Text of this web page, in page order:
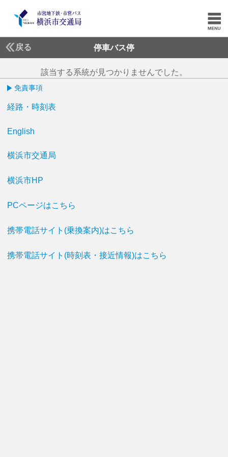
戻る 停車バス停
該当する系統が見つかりませんでした。
免責事項
経路・時刻表
English
横浜市交通局
横浜市HP
PCページはこちら
携帯電話サイト(乗換案内)はこちら
携帯電話サイト(時刻表・接近情報)はこちら